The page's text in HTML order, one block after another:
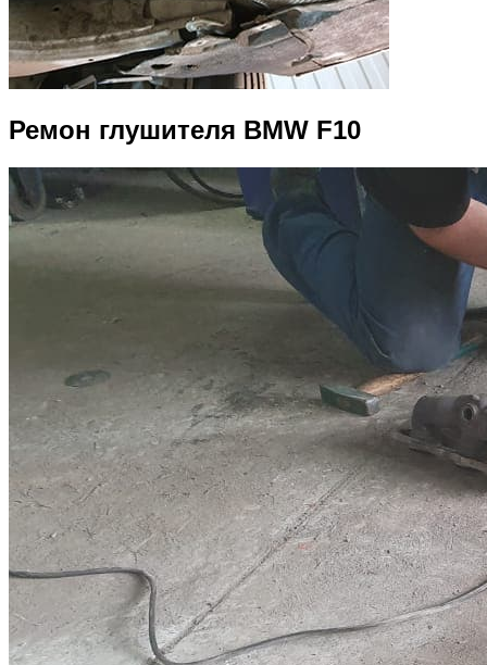
Ремон глушителя BMW F10